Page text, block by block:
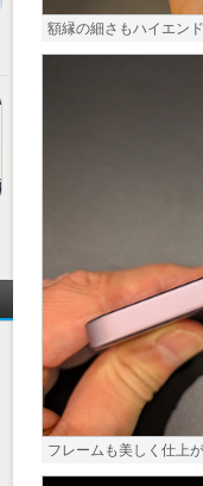
額縁の細さもハイエン
フレームも美しく仕上